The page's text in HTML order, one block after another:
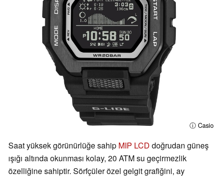
ⓘ Casio
Saat yüksek görünürlüğe sahip MIP LCD doğrudan güneş
ışığı altında okunması kolay, 20 ATM su geçirmezlik
özelliğine sahiptir. Sörfçüler özel gelgit grafiğini, ay